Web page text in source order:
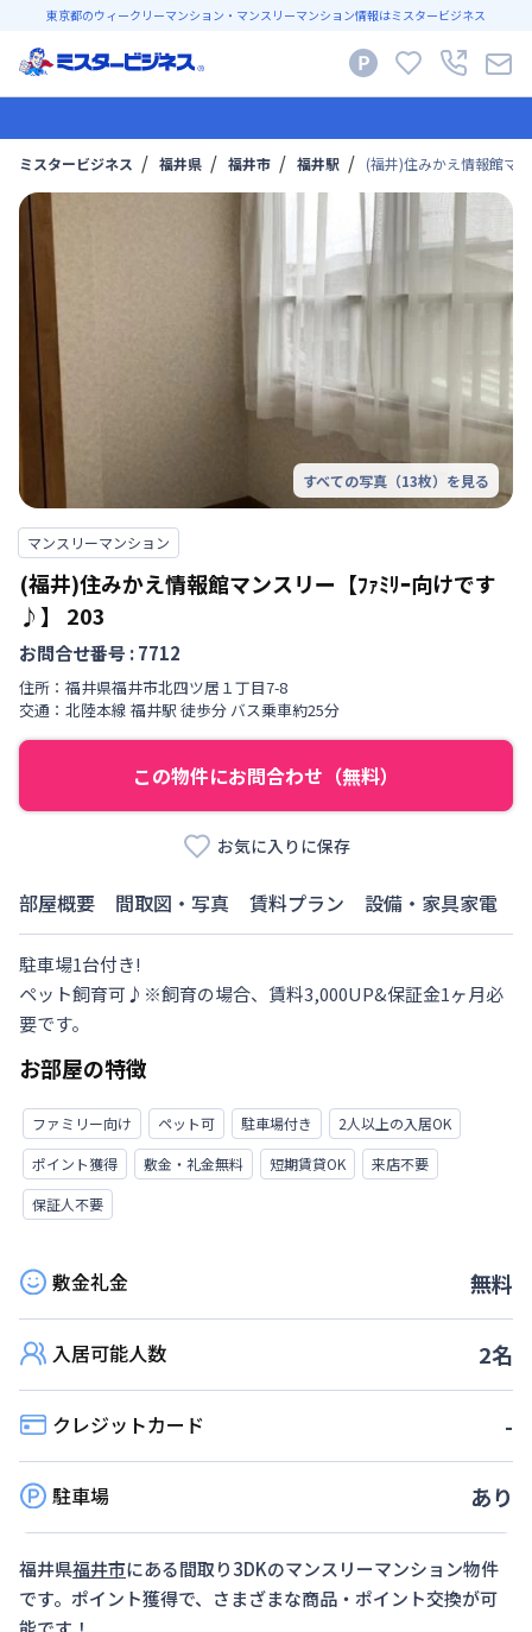
東京都のウィークリーマンション・マンスリーマンション情報はミスタービジネス
ミスタービジネス 福井県 福井市 福井駅 (福井)住みかえ情報館マ
すべての写真（13枚）を見る
マンスリーマンション
(福井)住みかえ情報館マンスリー【ﾌｧﾐﾘｰ向けです
♪】
203
お問合せ番号 :7712
住所： 福井県福井市北四ツ居 １丁目7-8
交通： 北陸本線 福井駅 徒歩分 バス乗車約25分
この物件にお問合わせ（無料）
お気に入りに保存
部屋概要 間取図・写真 賃料プラン 設備・家具家電
駐車場1台付き!
ペット飼育可♪※飼育の場合、賃料3,000UP&保証金1ヶ月必
要です。
お部屋の特徴
ファミリー向け ペット可 駐車場付き
2人以上の入居OK
ポイント獲得
敷金・礼金無料 短期賃貸OK
来店不要
保証人不要
敷金礼金 無料
入居可能人数 2名
クレジットカード -
駐車場 あり
福井県福井市にある間取り3DKのマンスリーマンション物件
です。ポイント獲得で、さまざまな商品・ポイント交換が可